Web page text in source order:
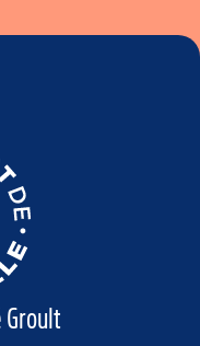
Groult